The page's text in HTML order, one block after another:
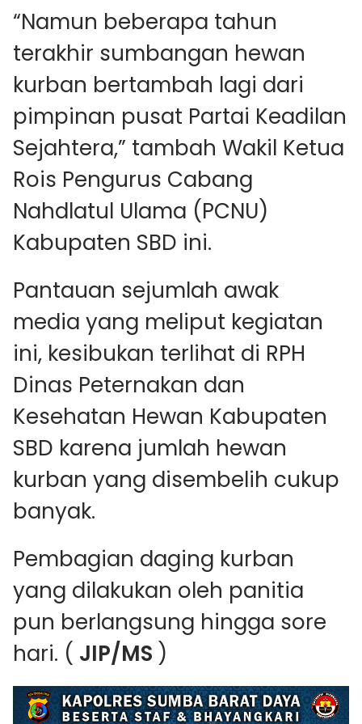
“Namun beberapa tahun
terakhir sumbangan hewan
kurban bertambah lagi dari
pimpinan pusat Partai Keadilan
Sejahtera,” tambah Wakil Ketua
Rois Pengurus Cabang
Nahdlatul Ulama (PCNU)
Kabupaten SBD ini.
Pantauan sejumlah awak
media yang meliput kegiatan
ini, kesibukan terlihat di RPH
Dinas Peternakan dan
Kesehatan Hewan Kabupaten
SBD karena jumlah hewan
kurban yang disembelih cukup
banyak.
Pembagian daging kurban
yang dilakukan oleh panitia
pun berlangsung hingga sore
hari. ( JIP/MS )